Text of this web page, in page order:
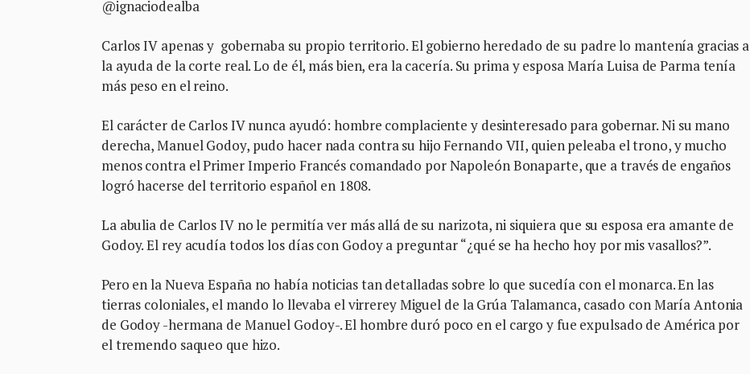
@ignaciodealba
Carlos IV apenas y gobernaba su propio territorio. El gobierno heredado de su padre lo mantenía gracias a
la ayuda de la corte real. Lo de él, más bien, era la cacería. Su prima y esposa María Luisa de Parma tenía
más peso en el reino.
El carácter de Carlos IV nunca ayudó: hombre complaciente y desinteresado para gobernar. Ni su mano
derecha, Manuel Godoy, pudo hacer nada contra su hijo Fernando VII, quien peleaba el trono, y mucho
menos contra el Primer Imperio Francés comandado por Napoleón Bonaparte, que a través de engaños
logró hacerse del territorio español en 1808.
La abulia de Carlos IV no le permitía ver más allá de su narizota, ni siquiera que su esposa era amante de
Godoy. El rey acudía todos los días con Godoy a preguntar “¿qué se ha hecho hoy por mis vasallos?”.
Pero en la Nueva España no había noticias tan detalladas sobre lo que sucedía con el monarca. En las
tierras coloniales, el mando lo llevaba el virrerey Miguel de la Grúa Talamanca, casado con María Antonia
de Godoy -hermana de Manuel Godoy-. El hombre duró poco en el cargo y fue expulsado de América por
el tremendo saqueo que hizo.